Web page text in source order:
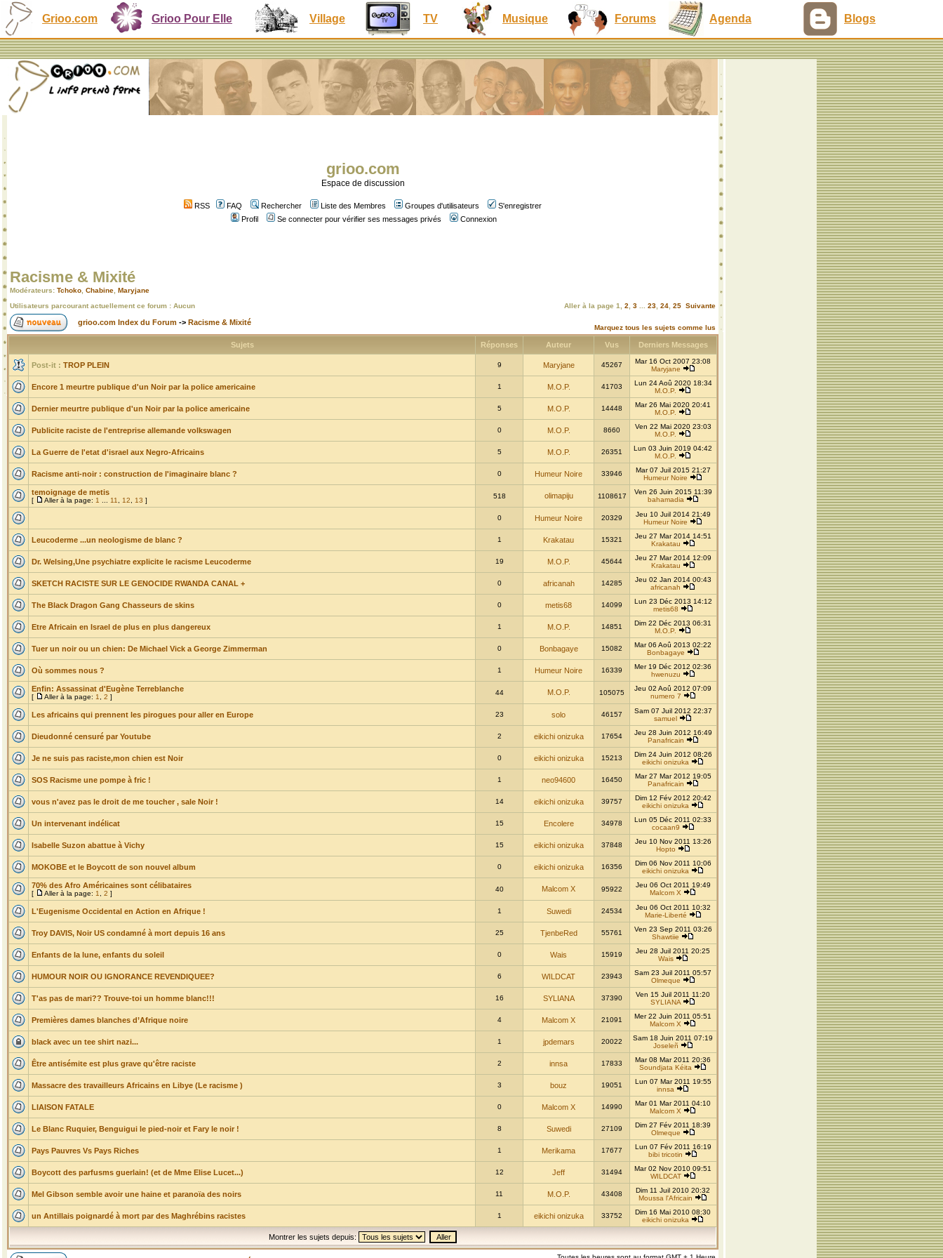
Grioo.com Grioo Pour Elle Village TV Musique Forums Agenda Blogs
grioo.com
Espace de discussion
RSS FAQ Rechercher Liste des Membres Groupes d'utilisateurs
S'enregistrer
Profil
Se connecter pour vérifier ses messages privés Connexion
Racisme & Mixité
Modérateurs: Tchoko Chabine Maryjane
Utilisateurs parcourant actuellement ce forum : Aucun
Aller à la page 1 2 3 23 24 25 Suivante
grioo.com Index du Forum -> Racisme & Mixité
Marquez tous les sujets comme lus
Sujets Réponses Auteur Vus Derniers Messages
Post-it : TROP PLEIN 9 Maryjane 45267
Mar 16 Oct 2007 23:08
Maryjane
Encore 1 meurtre publique d'un Noir par la police americaine 1 M.O.P. 41703
Lun 24 Aoû 2020 18:34
M.O.P.
Dernier meurtre publique d'un Noir par la police americaine 5 M.O.P. 14448
Mar 26 Mai 2020 20:41
M.O.P.
Publicite raciste de l'entreprise allemande volkswagen 0 M.O.P. 8660
Ven 22 Mai 2020 23:03
M.O.P.
La Guerre de l'etat d'israel aux Negro-Africains 5 M.O.P. 26351
Lun 03 Juin 2019 04:42
M.O.P.
Racisme anti-noir : construction de l'imaginaire blanc ? 0 Humeur Noire 33946
Mar 07 Juil 2015 21:27
Humeur Noire
temoignage de metis
[ Aller à la page: 1 11 12 13 ]
518 olimapiju 1108617
Ven 26 Juin 2015 11:39
bahamadia
0 Humeur Noire 20329
Jeu 10 Juil 2014 21:49
Humeur Noire
Leucoderme ...un neologisme de blanc ? 1 Krakatau 15321
Jeu 27 Mar 2014 14:51
Krakatau
Dr. Welsing,Une psychiatre explicite le racisme Leucoderme 19 M.O.P. 45644
Jeu 27 Mar 2014 12:09
Krakatau
SKETCH RACISTE SUR LE GENOCIDE RWANDA CANAL + 0 africanah 14285
Jeu 02 Jan 2014 00:43
africanah
The Black Dragon Gang Chasseurs de skins 0 metis68 14099
Lun 23 Déc 2013 14:12
metis68
Etre Africain en Israel de plus en plus dangereux 1 M.O.P. 14851
Dim 22 Déc 2013 06:31
M.O.P.
Tuer un noir ou un chien: De Michael Vick a George Zimmerman 0 Bonbagaye 15082
Mar 06 Aoû 2013 02:22
Bonbagaye
Où sommes nous ? 1 Humeur Noire 16339
Mer 19 Déc 2012 02:36
hwenuzu
Enfin: Assassinat d'Eugène Terreblanche
[ Aller à la page: 1 2 ]
44 M.O.P. 105075
Jeu 02 Aoû 2012 07:09
numero 7
Les africains qui prennent les pirogues pour aller en Europe 23 solo 46157
Sam 07 Juil 2012 22:37
samuel
Dieudonné censuré par Youtube 2 eikichi onizuka 17654
Jeu 28 Juin 2012 16:49
Panafricain
Je ne suis pas raciste,mon chien est Noir 0 eikichi onizuka 15213
Dim 24 Juin 2012 08:26
eikichi onizuka
SOS Racisme une pompe à fric ! 1 neo94600 16450
Mar 27 Mar 2012 19:05
Panafricain
vous n'avez pas le droit de me toucher , sale Noir ! 14 eikichi onizuka 39757
Dim 12 Fév 2012 20:42
eikichi onizuka
Un intervenant indélicat 15 Encolere 34978
Lun 05 Déc 2011 02:33
cocaan9
Isabelle Suzon abattue à Vichy 15 eikichi onizuka 37848
Jeu 10 Nov 2011 13:26
Hopto
MOKOBE et le Boycott de son nouvel album 0 eikichi onizuka 16356
Dim 06 Nov 2011 10:06
eikichi onizuka
70% des Afro Américaines sont célibataires
[ Aller à la page: 1 2 ]
40 Malcom X 95922
Jeu 06 Oct 2011 19:49
Malcom X
L'Eugenisme Occidental en Action en Afrique ! 1 Suwedi 24534
Jeu 06 Oct 2011 10:32
Marie-Liberté
Troy DAVIS, Noir US condamné à mort depuis 16 ans 25 TjenbeRed 55761
Ven 23 Sep 2011 03:26
Shawtiie
Enfants de la lune, enfants du soleil 0 Wais 15919
Jeu 28 Juil 2011 20:25
Wais
HUMOUR NOIR OU IGNORANCE REVENDIQUEE? 6 WILDCAT 23943
Sam 23 Juil 2011 05:57
Olmeque
T'as pas de mari?? Trouve-toi un homme blanc!!! 16 SYLIANA 37390
Ven 15 Juil 2011 11:20
SYLIANA
Premières dames blanches d’Afrique noire 4 Malcom X 21091
Mer 22 Juin 2011 05:51
Malcom X
black avec un tee shirt nazi... 1 jpdemars 20022
Sam 18 Juin 2011 07:19
Joseleñ
Être antisémite est plus grave qu'être raciste 2 innsa 17833
Mar 08 Mar 2011 20:36
Soundjata Kéita
Massacre des travailleurs Africains en Libye (Le racisme ) 3 bouz 19051
Lun 07 Mar 2011 19:55
innsa
LIAISON FATALE 0 Malcom X 14990
Mar 01 Mar 2011 04:10
Malcom X
Le Blanc Ruquier, Benguigui le pied-noir et Fary le noir ! 8 Suwedi 27109
Dim 27 Fév 2011 18:39
Olmeque
Pays Pauvres Vs Pays Riches 1 Merikama 17677
Lun 07 Fév 2011 16:19
bibi tricotin
Boycott des parfusms guerlain! (et de Mme Elise Lucet...) 12 Jeff 31494
Mar 02 Nov 2010 09:51
WILDCAT
Mel Gibson semble avoir une haine et paranoïa des noirs 11 M.O.P. 43408
Dim 11 Juil 2010 20:32
Moussa l'Africain
un Antillais poignardé à mort par des Maghrébins racistes 1 eikichi onizuka 33752
Dim 16 Mai 2010 08:30
eikichi onizuka
Montrer les sujets depuis: